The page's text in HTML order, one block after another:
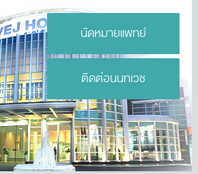
นัดหมายแพทย์
ติดต่อนนทเวช